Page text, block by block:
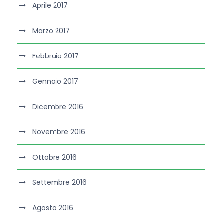
Aprile 2017
Marzo 2017
Febbraio 2017
Gennaio 2017
Dicembre 2016
Novembre 2016
Ottobre 2016
Settembre 2016
Agosto 2016